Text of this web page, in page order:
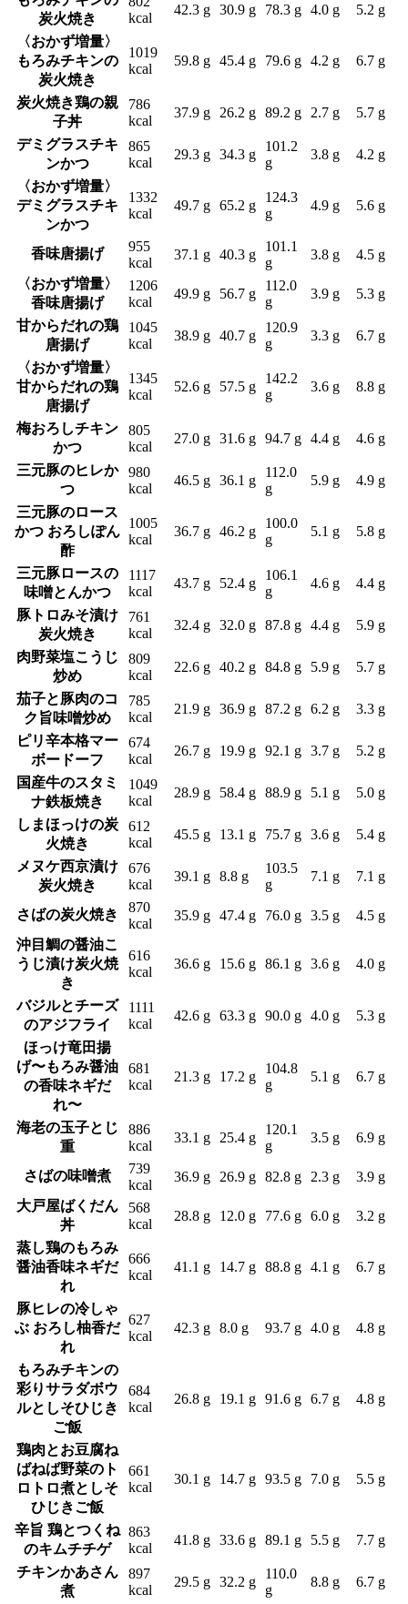
炭火焼き
kcal
42.3 g 30.9 g 78.3 g 4.0 g 5.2 g
〈おかず増量〉
もろみチキンの
炭火焼き
1019
kcal
59.8 g 45.4 g 79.6 g 4.2 g 6.7 g
炭火焼き鶏の親
子丼
786
kcal
37.9 g 26.2 g 89.2 g 2.7 g 5.7 g
デミグラスチキ
ンかつ
865
kcal
29.3 g 34.3 g
101.2
g
3.8 g 4.2 g
〈おかず増量〉
デミグラスチキ
ンかつ
1332
kcal
49.7 g 65.2 g
124.3
g
4.9 g 5.6 g
香味唐揚げ
955
kcal
37.1 g 40.3 g
101.1
g
3.8 g
4.5 g
〈おかず増量〉
香味唐揚げ
1206
kcal
49.9 g 56.7 g
112.0
g
3.9 g 5.3 g
甘からだれの鶏
唐揚げ
1045
kcal
38.9 g 40.7 g
120.9
g
3.3 g 6.7 g
〈おかず増量〉
甘からだれの鶏
唐揚げ
1345
kcal
52.6 g 57.5 g
142.2
g
3.6 g 8.8 g
梅おろしチキン
かつ
805
kcal
27.0 g 31.6 g 94.7 g 4.4 g 4.6 g
三元豚のヒレか
つ
980
kcal
46.5 g 36.1 g
112.0
g
5.9 g 4.9 g
三元豚のロース
かつ おろしぽん
酢
1005
kcal
36.7 g 46.2 g
100.0
g
5.1 g 5.8 g
三元豚ロースの
味噌とんかつ
1117
kcal
43.7 g 52.4 g
106.1
g
4.6 g 4.4 g
豚トロみそ漬け
炭火焼き
761
kcal
32.4 g 32.0 g 87.8 g 4.4 g 5.9 g
肉野菜塩こうじ
炒め
809
kcal
22.6 g 40.2 g 84.8 g 5.9 g 5.7 g
茄子と豚肉のコ
ク旨味噌炒め
785
kcal
21.9 g 36.9 g 87.2 g 6.2 g 3.3 g
ピリ辛本格マー
ボードーフ
674
kcal
26.7 g 19.9 g 92.1 g 3.7 g 5.2 g
国産牛のスタミ
ナ鉄板焼き
1049
kcal
28.9 g 58.4 g 88.9 g 5.1 g 5.0 g
しまほっけの炭
火焼き
612
kcal
45.5 g 13.1 g 75.7 g 3.6 g 5.4 g
メヌケ西京漬け
炭火焼き
676
kcal
39.1 g 8.8 g
103.5
g
7.1 g 7.1 g
さばの炭火焼き
870
kcal
35.9 g 47.4 g 76.0 g 3.5 g
4.5 g
沖目鯛の醤油こ
うじ漬け炭火焼
き
616
kcal
36.6 g 15.6 g 86.1 g 3.6 g 4.0 g
バジルとチーズ
のアジフライ
1111
kcal
42.6 g 63.3 g 90.0 g 4.0 g 5.3 g
ほっけ竜田揚
げ〜もろみ醤油
の香味ネギだ
れ〜
681
kcal
21.3 g 17.2 g
104.8
g
5.1 g 6.7 g
海老の玉子とじ
重
886
kcal
33.1 g 25.4 g
120.1
g
3.5 g 6.9 g
さばの味噌煮
739
kcal
36.9 g 26.9 g 82.8 g 2.3 g
3.9 g
大戸屋ばくだん
丼
568
kcal
28.8 g 12.0 g 77.6 g 6.0 g 3.2 g
蒸し鶏のもろみ
醤油香味ネギだ
れ
666
kcal
41.1 g 14.7 g 88.8 g 4.1 g 6.7 g
豚ヒレの冷しゃ
ぶ おろし柚香だ
れ
627
kcal
42.3 g 8.0 g 93.7 g 4.0 g 4.8 g
もろみチキンの
彩りサラダボウ
ルとしそひじき
ご飯
684
kcal
26.8 g 19.1 g 91.6 g 6.7 g 4.8 g
鶏肉とお豆腐ね
ばねば野菜のト
ロトロ煮としそ
ひじきご飯
661
kcal
30.1 g 14.7 g 93.5 g 7.0 g 5.5 g
辛旨 鶏とつくね
のキムチチゲ
863
kcal
41.8 g 33.6 g 89.1 g 5.5 g 7.7 g
チキンかあさん
煮
897
kcal
29.5 g 32.2 g
110.0
g
8.8 g 6.7 g